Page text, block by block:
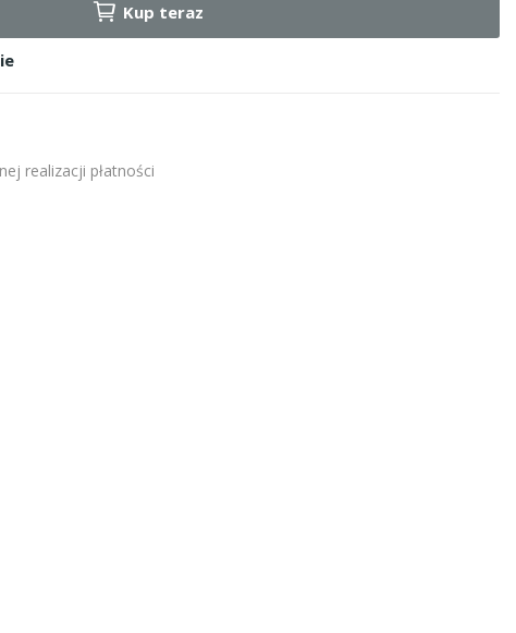
Kup teraz
realizacji płatności